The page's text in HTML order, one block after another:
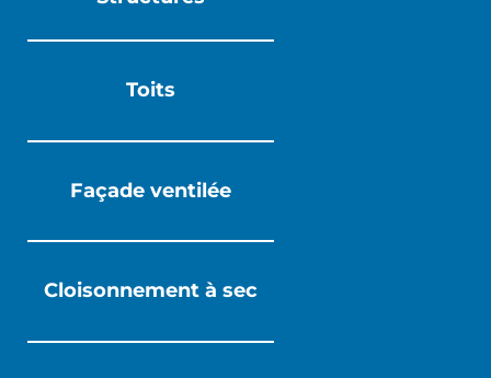
Toits
Façade ventilée
Cloisonnement à sec